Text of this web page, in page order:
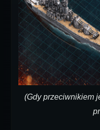
(Gdy przeciwnikiem